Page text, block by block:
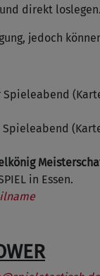
direkt loslegen.
jedoch
Spieleabend
Spieleabend
in Essen.